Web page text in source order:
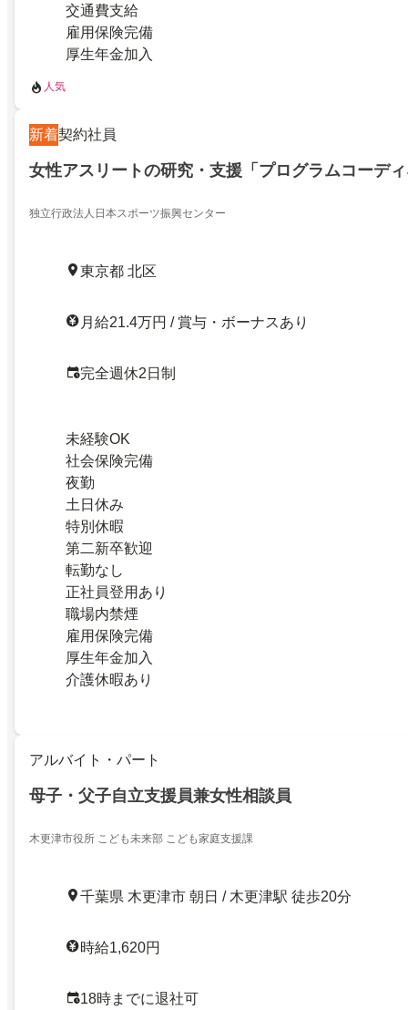
交通費支給
雇用保険完備
厚生年金加入
人気
新着契約社員
女性アスリートの研究・支援「プログラムコーデ
独立行政法人日本スポーツ振興センター
東京都 北区
月給21.4万円 / 賞与・ボーナスあり
完全週休2日制
未経験OK
社会保険完備
夜勤
土日休み
特別休暇
第二新卒歓迎
転勤なし
正社員登用あり
職場内禁煙
雇用保険完備
厚生年金加入
介護休暇あり
アルバイト・パート
母子・父子自立支援員兼女性相談員
木更津市役所 こども未来部 こども家庭支援課
千葉県 木更津市 朝日 / 木更津駅 徒歩20分
時給1,620円
18時までに退社可